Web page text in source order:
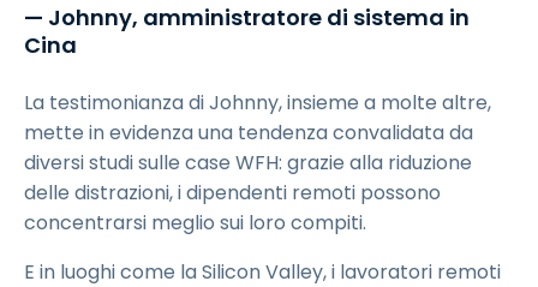
— Johnny, amministratore di sistema in
Cina
La testimonianza di Johnny, insieme a molte altre,
mette in evidenza una tendenza convalidata da
diversi studi sulle case WFH: grazie alla riduzione
delle distrazioni, i dipendenti remoti possono
concentrarsi meglio sui loro compiti.
E in luoghi come la Silicon Valley, i lavoratori remoti